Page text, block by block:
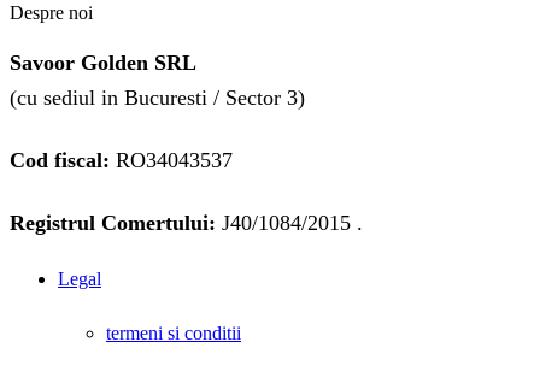
Despre noi
Savoor Golden SRL
(cu sediul in Bucuresti / Sector 3)
Cod fiscal: RO34043537
Registrul Comertului: J40/1084/2015 .
Legal
termeni si conditii